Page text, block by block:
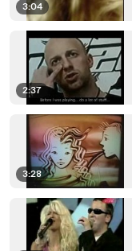
3:04
2:37
3:28